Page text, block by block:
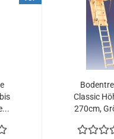
Classic
270cm,